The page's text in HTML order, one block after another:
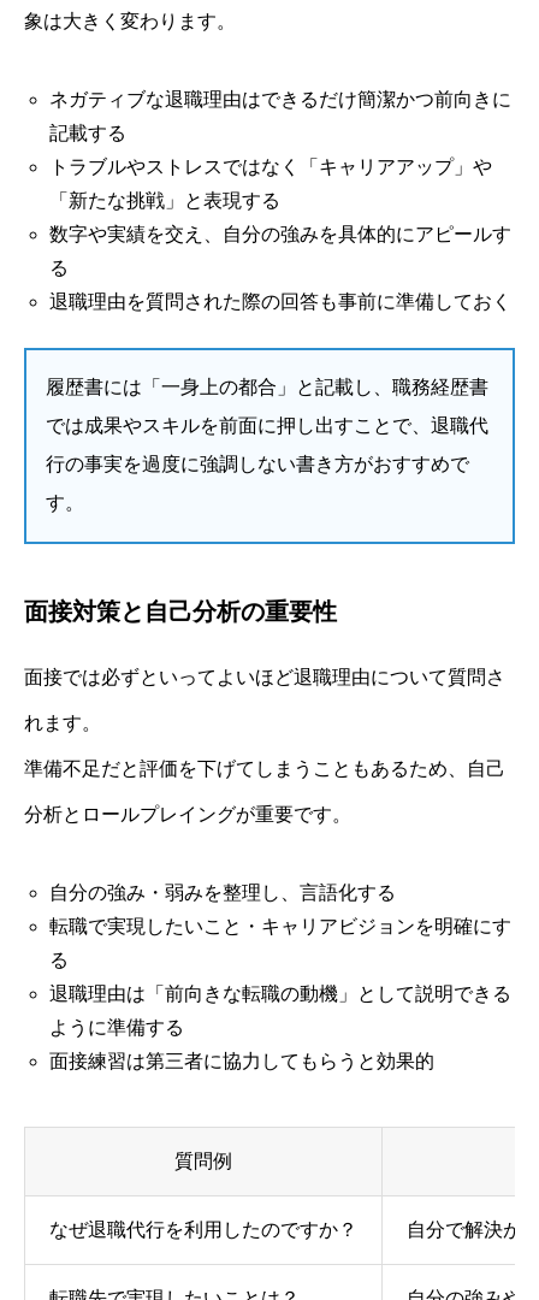
象は大きく変わります。
ネガティブな退職理由はできるだけ簡潔かつ前向きに
記載する
トラブルやストレスではなく「キャリアアップ」や
「新たな挑戦」と表現する
数字や実績を交え、自分の強みを具体的にアピールす
る
退職理由を質問された際の回答も事前に準備しておく
履歴書には「一身上の都合」と記載し、職務経歴書
では成果やスキルを前面に押し出すことで、退職代
行の事実を過度に強調しない書き方がおすすめで
す。
面接対策と自己分析の重要性
面接では必ずといってよいほど退職理由について質問さ
れます。
準備不足だと評価を下げてしまうこともあるため、自己
分析とロールプレイングが重要です。
自分の強み・弱みを整理し、言語化する
転職で実現したいこと・キャリアビジョンを明確にす
る
退職理由は「前向きな転職の動機」として説明できる
ように準備する
面接練習は第三者に協力してもらうと効果的
質問例
なぜ退職代行を利用したのですか？ 自分で解決が